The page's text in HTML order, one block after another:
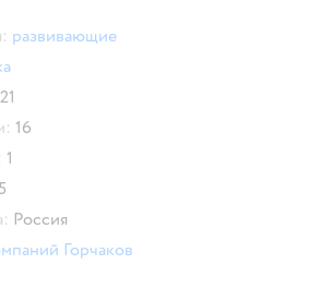
развивающие
21
16
1
Россия
Горчаков